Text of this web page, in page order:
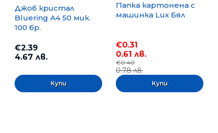
Джоб кристал
Bluering А4 50 мик.
100 бр.
€2.39
4.67 лв.
Папка картонена с
машинка Lux Бял
€0.31
0.61 лв.
€0.40
0.78 лв.